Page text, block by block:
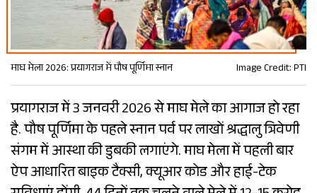
माघ मेला 2026: प्रयागराज में पौष पूर्णिमा स्नान Image Credit: PTI
प्रयागराज में 3 जनवरी 2026 से माघ मेले का आगाज हो रहा
है. पौष पूर्णिमा के पहले स्नान पर्व पर लाखों श्रद्धालु त्रिवेणी
संगम में आस्था की डुबकी लगाएंगे. माघ मेला में पहली बार
ऐप आधारित बाइक टैक्सी, क्यूआर कोड और हाई-टेक